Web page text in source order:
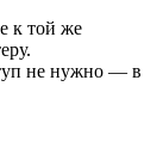
к той же
не нужно — в